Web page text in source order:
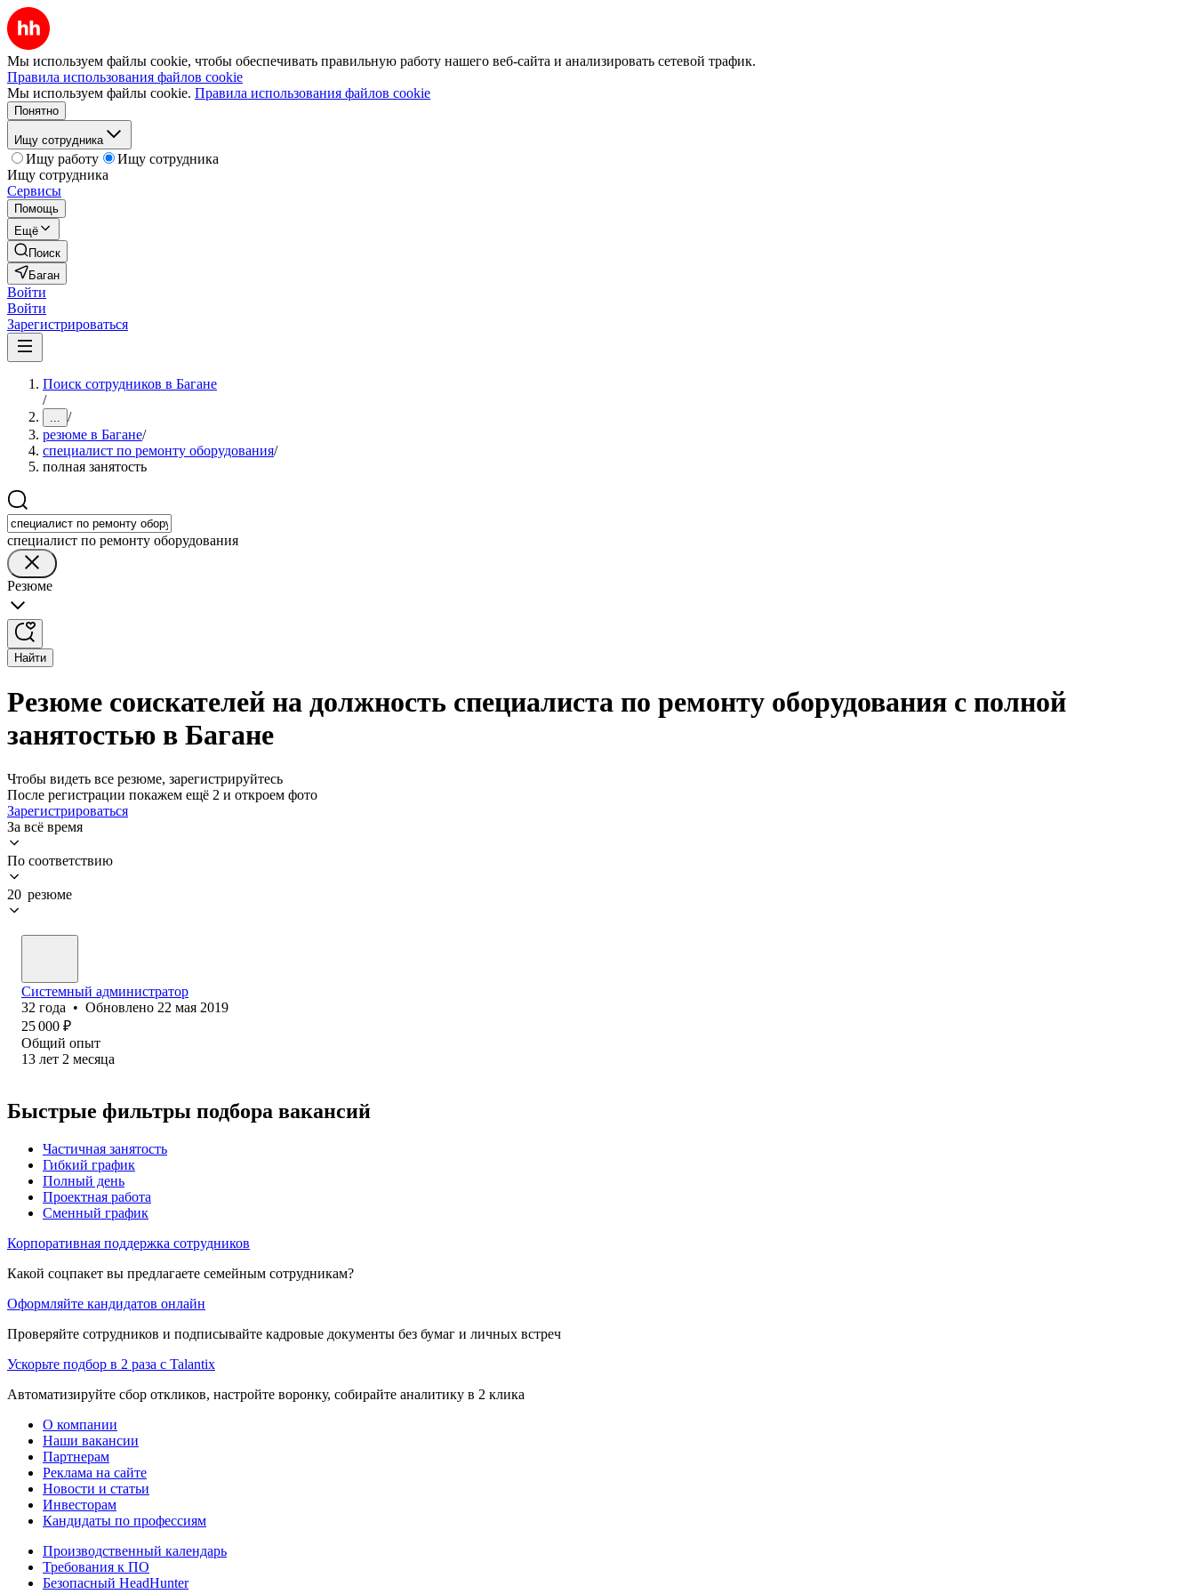
Мы используем файлы cookie, чтобы обеспечивать правильную работу нашего веб-сайта и анализировать сетевой трафик.
Правила использования файлов cookie
Мы используем файлы cookie. Правила использования файлов cookie
Понятно
Ищу сотрудника
Ищу работу
Ищу сотрудника
Ищу сотрудника
Сервисы
Помощь
Ещё
Поиск
Баган
Войти
Войти
Зарегистрироваться
Поиск сотрудников в Багане
/
... /
резюме в Багане/
специалист по ремонту оборудования/
полная занятость
специалист по ремонту оборудования
Резюме
Найти
Резюме соискателей на должность специалиста по ремонту оборудования с полной
занятостью в Багане
Чтобы видеть все резюме, зарегистрируйтесь
После регистрации покажем ещё 2 и откроем фото
Зарегистрироваться
За всё время
По соответствию
20 резюме
Системный администратор
32 года • Обновлено 22 мая 2019
25 000 ₽
Общий опыт
13 лет 2 месяца
Быстрые фильтры подбора вакансий
Частичная занятость
Гибкий график
Полный день
Проектная работа
Сменный график
Корпоративная поддержка сотрудников
Какой соцпакет вы предлагаете семейным сотрудникам?
Оформляйте кандидатов онлайн
Проверяйте сотрудников и подписывайте кадровые документы без бумаг и личных встреч
Ускорьте подбор в 2 раза с Talantix
Автоматизируйте сбор откликов, настройте воронку, собирайте аналитику в 2 клика
О компании
Наши вакансии
Партнерам
Реклама на сайте
Новости и статьи
Инвесторам
Кандидаты по профессиям
Производственный календарь
Требования к ПО
Безопасный HeadHunter